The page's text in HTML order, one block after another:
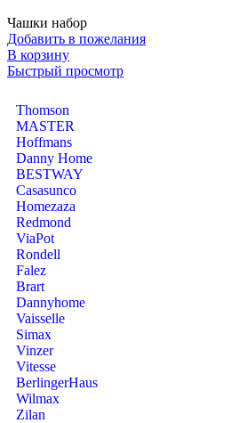
Чашки набор
Добавить в пожелания
В корзину
Быстрый просмотр
Thomson
MASTER
Hoffmans
Danny Home
BESTWAY
Casasunco
Homezaza
Redmond
ViaPot
Rondell
Falez
Brart
Dannyhome
Vaisselle
Simax
Vinzer
Vitesse
BerlingerHaus
Wilmax
Zilan